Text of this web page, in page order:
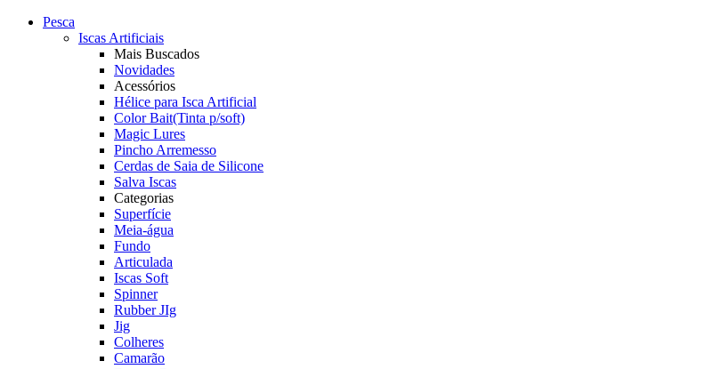
Pesca
Iscas Artificiais
Mais Buscados
Novidades
Acessórios
Hélice para Isca Artificial
Color Bait(Tinta p/soft)
Magic Lures
Pincho Arremesso
Cerdas de Saia de Silicone
Salva Iscas
Categorias
Superfície
Meia-água
Fundo
Articulada
Iscas Soft
Spinner
Rubber JIg
Jig
Colheres
Camarão